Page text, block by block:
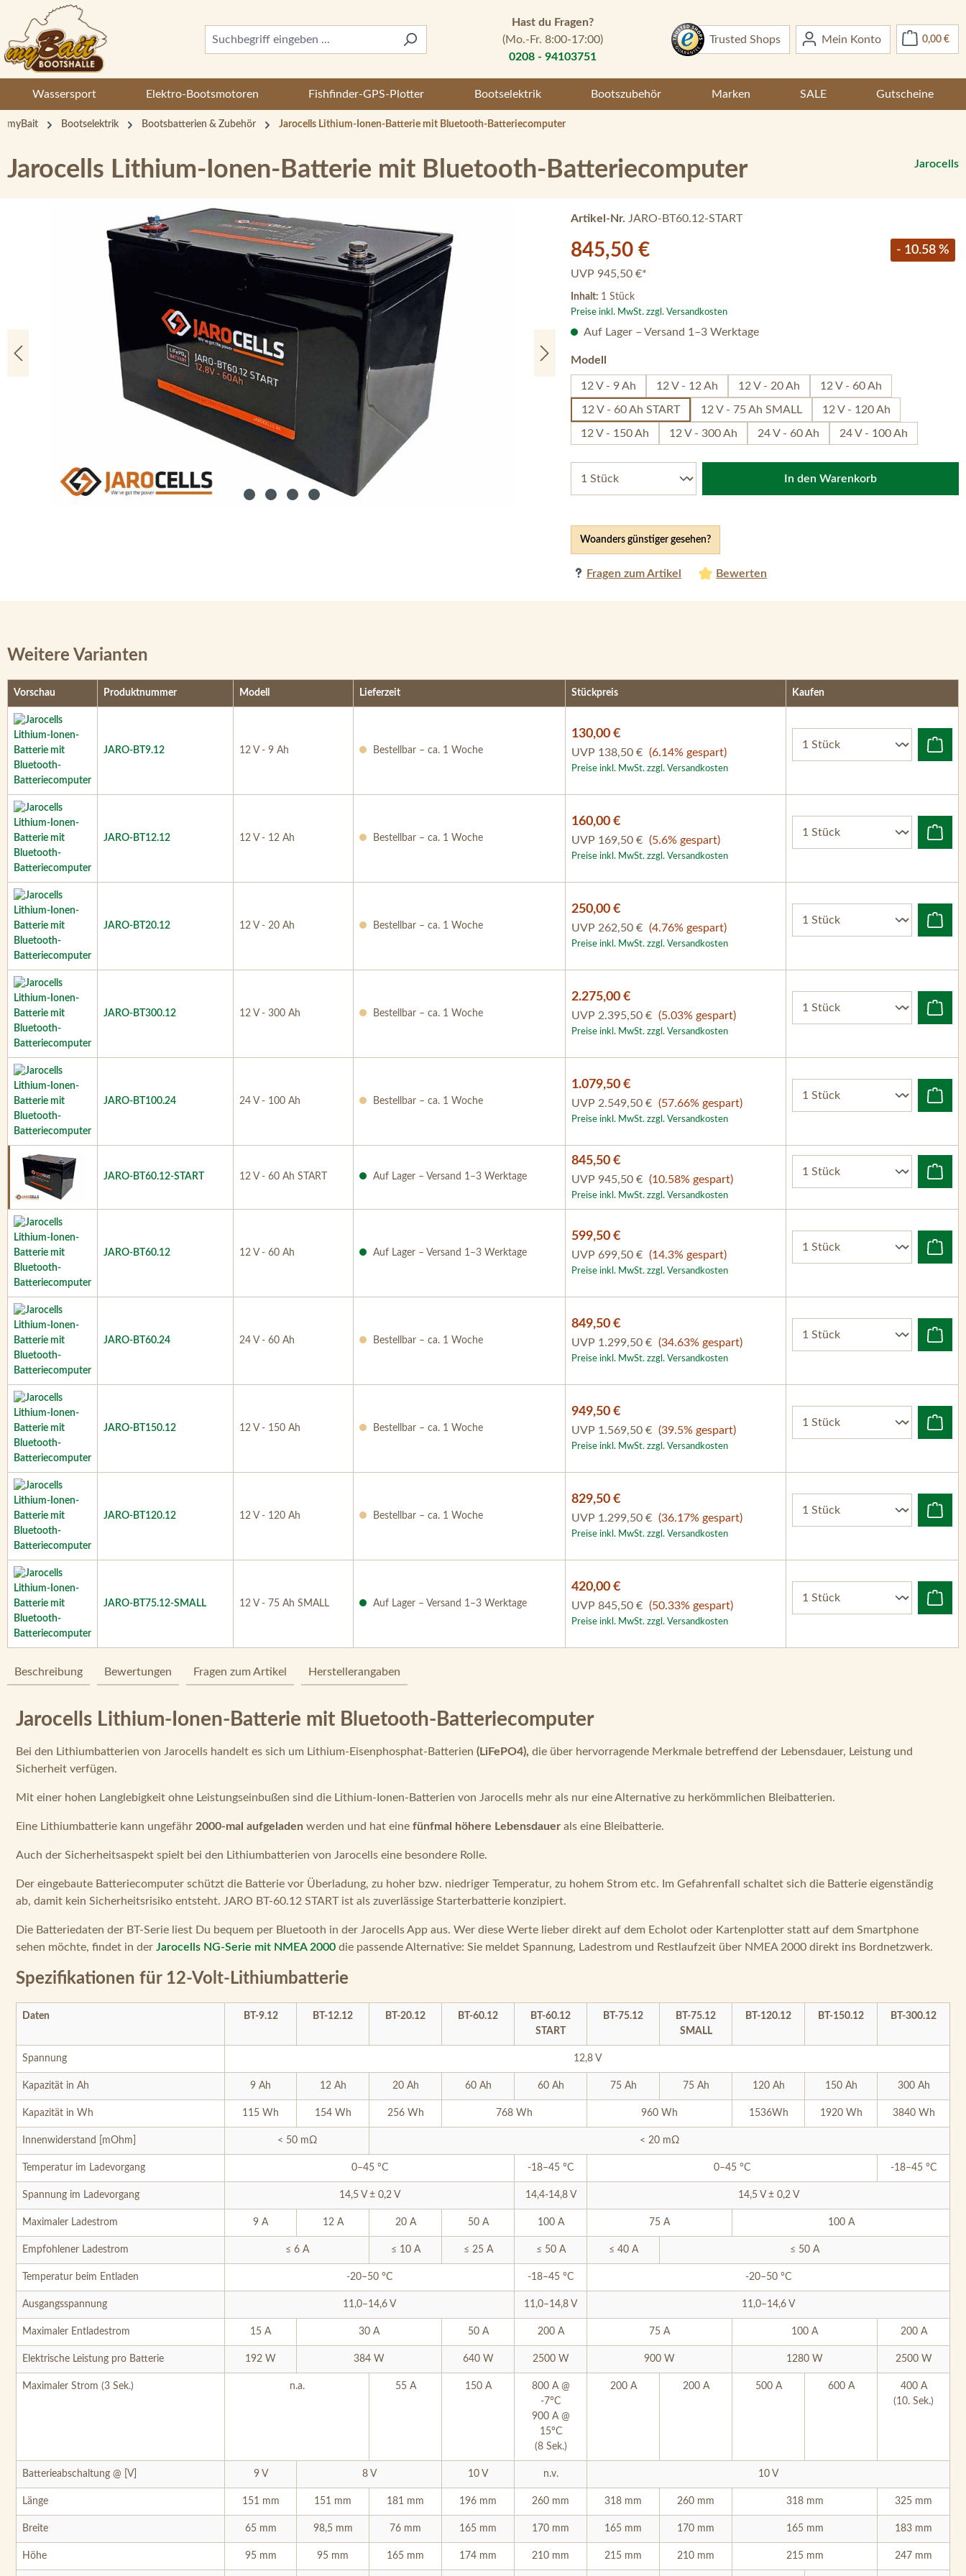
Hauptinhalt springen
Zur Suche springen
Zur Hauptnavigation springen
Hast du Fragen?
(Mo.-Fr. 8:00-17:00)
0208 - 94103751
Trusted Shops Mein Konto 0,00 €
Wassersport Elektro-Bootsmotoren Fishfinder-GPS-Plotter Bootselektrik Bootszubehör Marken SALE Gutscheine
myBait Bootselektrik Bootsbatterien & Zubehör Jarocells Lithium-Ionen-Batterie mit Bluetooth-Batteriecomputer
Jarocells Lithium-Ionen-Batterie mit Bluetooth-Batteriecomputer Jarocells
Artikel-Nr. JARO-BT60.12-START
Verkaufspreis:
845,50 € - 10.58 %
UVP 945,50 €*
Inhalt: 1 Stück
Preise inkl. MwSt. zzgl. Versandkosten
Woanders günstiger gesehen?
Fragen zum Artikel Bewerten
Auf Lager – Versand 1–3 Werktage
Modell
12 V - 9 Ah 12 V - 12 Ah 12 V - 20 Ah 12 V - 60 Ah
12 V - 60 Ah START 12 V - 75 Ah SMALL 12 V - 120 Ah
12 V - 150 Ah 12 V - 300 Ah 24 V - 60 Ah 24 V - 100 Ah
In den Warenkorb
Weitere Varianten
Vorschau Produktnummer Modell Lieferzeit Stückpreis Kaufen
JARO-BT9.12 12 V - 9 Ah Bestellbar – ca. 1 Woche
130,00 €
UVP 138,50 € (6.14% gespart)
Preise inkl. MwSt. zzgl. Versandkosten
JARO-BT12.12 12 V - 12 Ah Bestellbar – ca. 1 Woche
160,00 €
UVP 169,50 € (5.6% gespart)
Preise inkl. MwSt. zzgl. Versandkosten
JARO-BT20.12 12 V - 20 Ah Bestellbar – ca. 1 Woche
250,00 €
UVP 262,50 € (4.76% gespart)
Preise inkl. MwSt. zzgl. Versandkosten
JARO-BT300.12 12 V - 300 Ah Bestellbar – ca. 1 Woche
2.275,00 €
UVP 2.395,50 € (5.03% gespart)
Preise inkl. MwSt. zzgl. Versandkosten
JARO-BT100.24 24 V - 100 Ah Bestellbar – ca. 1 Woche
1.079,50 €
UVP 2.549,50 € (57.66% gespart)
Preise inkl. MwSt. zzgl. Versandkosten
JARO-BT60.12-START 12 V - 60 Ah START Auf Lager – Versand 1–3 Werktage
845,50 €
UVP 945,50 € (10.58% gespart)
Preise inkl. MwSt. zzgl. Versandkosten
JARO-BT60.12 12 V - 60 Ah Auf Lager – Versand 1–3 Werktage
599,50 €
UVP 699,50 € (14.3% gespart)
Preise inkl. MwSt. zzgl. Versandkosten
JARO-BT60.24 24 V - 60 Ah Bestellbar – ca. 1 Woche
849,50 €
UVP 1.299,50 € (34.63% gespart)
Preise inkl. MwSt. zzgl. Versandkosten
JARO-BT150.12 12 V - 150 Ah Bestellbar – ca. 1 Woche
949,50 €
UVP 1.569,50 € (39.5% gespart)
Preise inkl. MwSt. zzgl. Versandkosten
JARO-BT120.12 12 V - 120 Ah Bestellbar – ca. 1 Woche
829,50 €
UVP 1.299,50 € (36.17% gespart)
Preise inkl. MwSt. zzgl. Versandkosten
JARO-BT75.12-SMALL 12 V - 75 Ah SMALL Auf Lager – Versand 1–3 Werktage
420,00 €
UVP 845,50 € (50.33% gespart)
Preise inkl. MwSt. zzgl. Versandkosten
Beschreibung Bewertungen Fragen zum Artikel Herstellerangaben
Jarocells Lithium-Ionen-Batterie mit Bluetooth-Batteriecomputer
Bei den Lithiumbatterien von Jarocells handelt es sich um Lithium-Eisenphosphat-Batterien (LiFePO4), die über hervorragende Merkmale betreffend der Lebensdauer, Leistung und
Sicherheit verfügen.
Mit einer hohen Langlebigkeit ohne Leistungseinbußen sind die Lithium-Ionen-Batterien von Jarocells mehr als nur eine Alternative zu herkömmlichen Bleibatterien.
Eine Lithiumbatterie kann ungefähr 2000-mal aufgeladen werden und hat eine fünfmal höhere Lebensdauer als eine Bleibatterie.
Auch der Sicherheitsaspekt spielt bei den Lithiumbatterien von Jarocells eine besondere Rolle.
Der eingebaute Batteriecomputer schützt die Batterie vor Überladung, zu hoher bzw. niedriger Temperatur, zu hohem Strom etc. Im Gefahrenfall schaltet sich die Batterie eigenständig
ab, damit kein Sicherheitsrisiko entsteht. JARO BT-60.12 START ist als zuverlässige Starterbatterie konzipiert.
Die Batteriedaten der BT-Serie liest Du bequem per Bluetooth in der Jarocells App aus. Wer diese Werte lieber direkt auf dem Echolot oder Kartenplotter statt auf dem Smartphone
sehen möchte, findet in der Jarocells NG-Serie mit NMEA 2000 die passende Alternative: Sie meldet Spannung, Ladestrom und Restlaufzeit über NMEA 2000 direkt ins Bordnetzwerk.
Spezifikationen für 12-Volt-Lithiumbatterie
Daten BT-9.12 BT-12.12 BT-20.12 BT-60.12
BT-60.12
START
BT-75.12
BT-75.12
SMALL
BT-120.12 BT-150.12 BT-300.12
Spannung 12,8 V
Kapazität in Ah 9 Ah 12 Ah 20 Ah 60 Ah 60 Ah 75 Ah 75 Ah 120 Ah 150 Ah 300 Ah
Kapazität in Wh 115 Wh 154 Wh 256 Wh 768 Wh 960 Wh 1536Wh 1920 Wh 3840 Wh
Innenwiderstand [mOhm] < 50 mΩ < 20 mΩ
Temperatur im Ladevorgang 0–45 °C -18–45 °C 0–45 °C -18–45 °C
Spannung im Ladevorgang 14,5 V ± 0,2 V 14,4-14,8 V 14,5 V ± 0,2 V
Maximaler Ladestrom 9 A 12 A 20 A 50 A 100 A 75 A 100 A
Empfohlener Ladestrom ≤ 6 A ≤ 10 A ≤ 25 A ≤ 50 A ≤ 40 A ≤ 50 A
Temperatur beim Entladen -20–50 °C -18–45 °C -20–50 °C
Ausgangsspannung 11,0–14,6 V 11,0–14,8 V 11,0–14,6 V
Maximaler Entlade­strom 15 A 30 A 50 A 200 A 75 A 100 A 200 A
Elektrische Leistung pro Batterie 192 W 384 W 640 W 2500 W 900 W 1280 W 2500 W
Maximaler Strom (3 Sek.) n.a. 55 A 150 A
800 A @
-7°C
900 A @
15°C
(8 Sek.)
200 A 200 A 500 A 600 A
400 A
(10. Sek.)
Batterieabschaltung @ [V] 9 V 8 V 10 V n.v. 10 V
Länge 151 mm 151 mm 181 mm 196 mm 260 mm 318 mm 260 mm 318 mm 325 mm
Breite 65 mm 98,5 mm 76 mm 165 mm 170 mm 165 mm 170 mm 165 mm 183 mm
Höhe 95 mm 95 mm 165 mm 174 mm 210 mm 215 mm 210 mm 215 mm 247 mm